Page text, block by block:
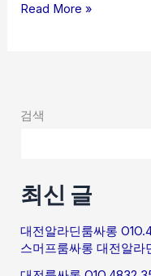
Read More »
검색
최신 글
대전알라딘룸싸롱
스머프룸싸롱 대전알라